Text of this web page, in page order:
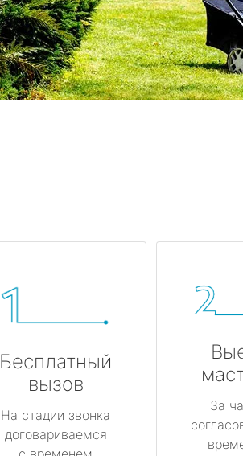
Бесплатный
вызов
На стадии звонка
договариваемся
За